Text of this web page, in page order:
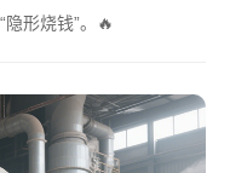
形烧钱”。🔥